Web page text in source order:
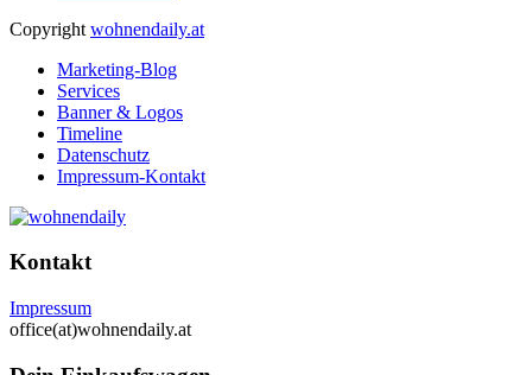
Copyright wohnendaily.at
Marketing-Blog
Services
Banner & Logos
Timeline
Datenschutz
Impressum-Kontakt
Kontakt
Impressum
office(at)wohnendaily.at